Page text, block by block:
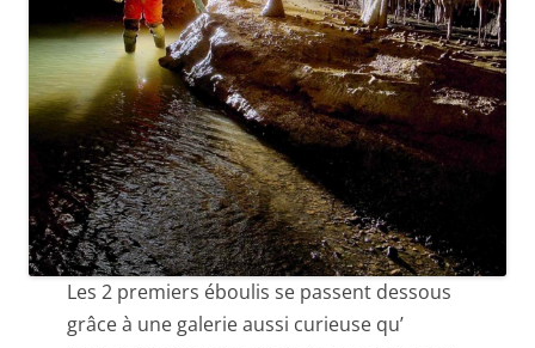
Les 2 premiers éboulis se passent dessous
grâce à une galerie aussi curieuse qu’